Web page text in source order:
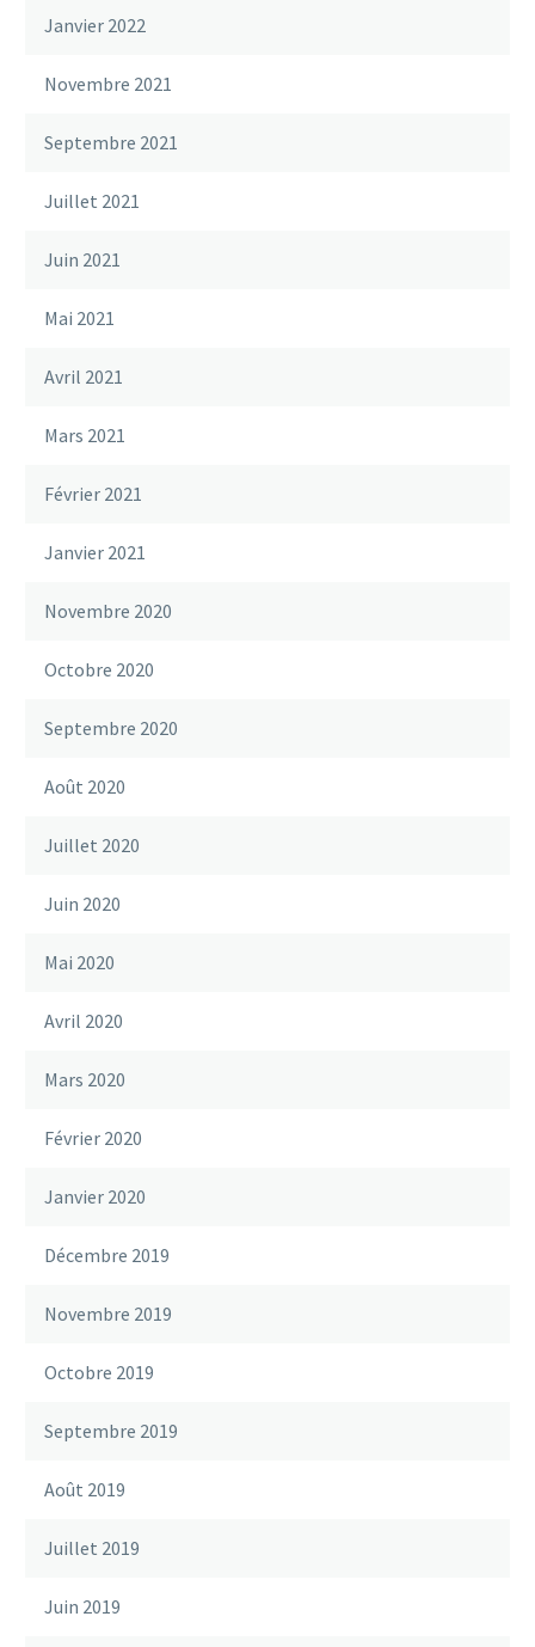
Janvier 2022
Novembre 2021
Septembre 2021
Juillet 2021
Juin 2021
Mai 2021
Avril 2021
Mars 2021
Février 2021
Janvier 2021
Novembre 2020
Octobre 2020
Septembre 2020
Août 2020
Juillet 2020
Juin 2020
Mai 2020
Avril 2020
Mars 2020
Février 2020
Janvier 2020
Décembre 2019
Novembre 2019
Octobre 2019
Septembre 2019
Août 2019
Juillet 2019
Juin 2019